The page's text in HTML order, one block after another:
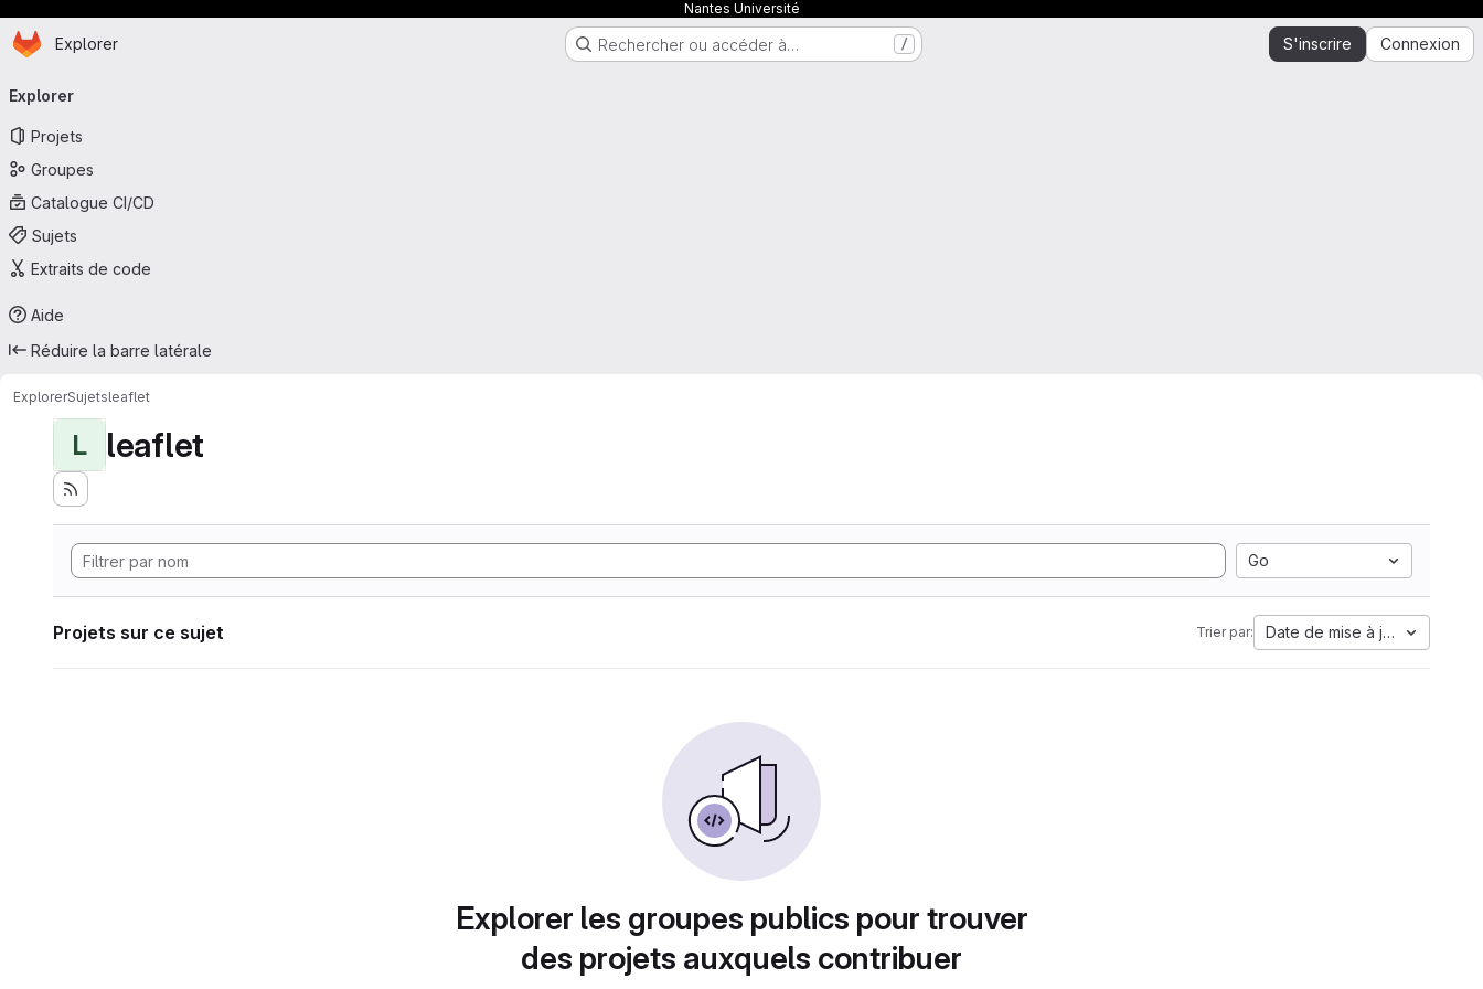
Nantes Université
Passer au contenu principal
Page d'accueil
Explorer Rechercher ou accéder à… / S'inscrire Connexion
principale
Explorer
Projets
Groupes
Catalogue CI/CD
Sujets
Extraits de code
Aide
Réduire la barre latérale
ExplorerSujetsleaflet
L leaflet
Go
Projets sur ce sujet Trier par: Date de mise à jour
Explorer les groupes publics pour trouver
des projets auxquels contribuer